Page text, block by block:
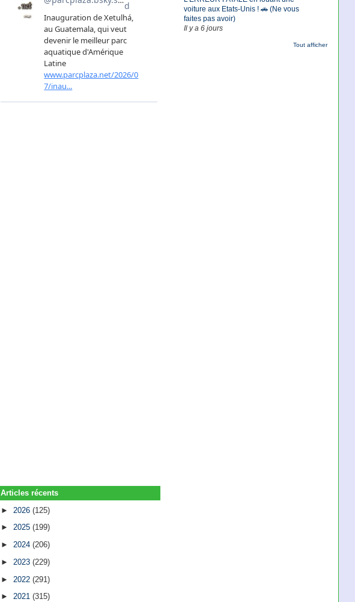
voiture aux Etats-Unis ! 🚗 (Ne vous
faites pas avoir)
Il y a 6 jours
Tout afficher
Articles récents
► 2026(125)
►2025(199)
►2024(206)
► 2023(229)
► 2022(291)
►2021(315)